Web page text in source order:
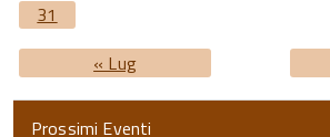
31
« Lug
Prossimi Eventi